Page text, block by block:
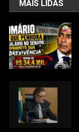
MAIS LIDAS